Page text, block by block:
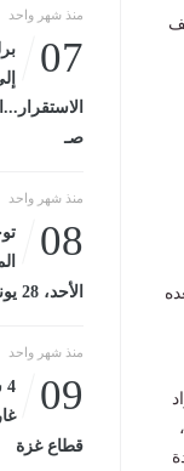
يناير القادم بقدرة انتاجية نحو 75 ألف منذ شهر واحد
07
صـ
منذ شهر واحد
08
الأحد، 28 يونيو 2026 01:52 مـ
منذ شهر واحد
09
قطاع غزة